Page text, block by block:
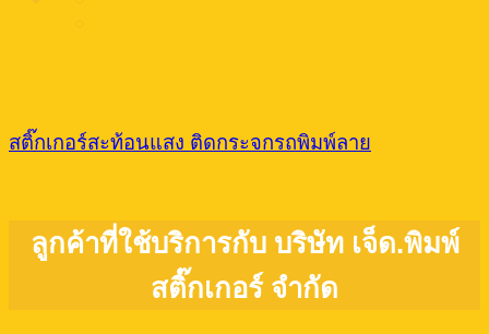
สติ๊กเกอร์สะท้อนแสง ติดกระจกรถพิมพ์ลาย
ลูกค้าที่ใช้บริการกับ บริษัท เจ็ด.พิมพ์
สติ๊กเกอร์ จำกัด